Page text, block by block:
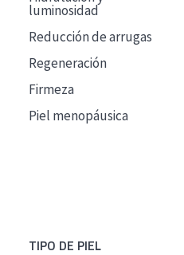
luminosidad
Reducción de arrugas
Regeneración
Firmeza
Piel menopáusica
TIPO DE PIEL